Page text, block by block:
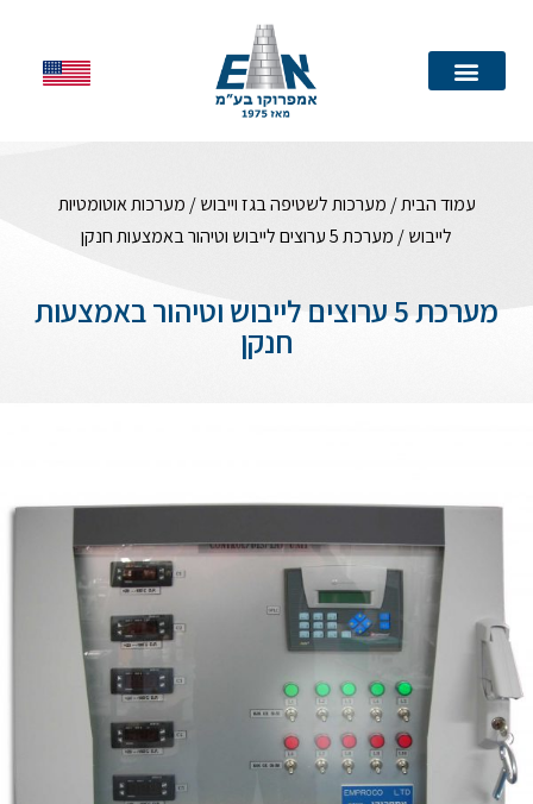
עמוד הבית/ מערכות לשטיפה בגז וייבוש/ מערכות אוטומטיות
לייבוש/ מערכת 5 ערוצים לייבוש וטיהור באמצעות חנקן
מערכת 5 ערוצים לייבוש וטיהור באמצעות
חנקן